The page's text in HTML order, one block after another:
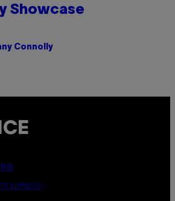
Showcase
Connolly
PRESS)